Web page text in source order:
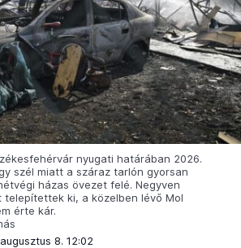
nyugati határában 2026.
szél miatt a száraz tarlón gyorsan
házas övezet felé. Negyven
telepítettek ki, a közelben lévő Mol
érte kár.
8. 12:02